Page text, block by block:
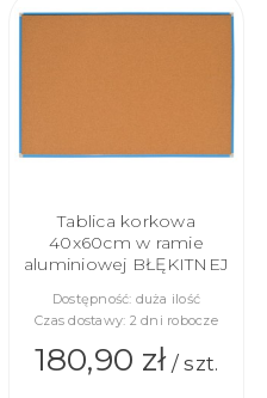
Tablica korkowa
40x60cm w ramie
aluminiowej BŁĘKITNEJ
Dostępność: duża ilość
Czas dostawy: 2 dni robocze
180,90 zł/ szt.